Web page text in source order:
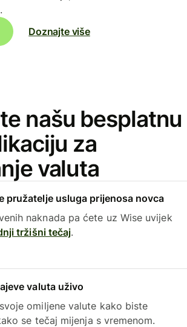
Doznajte više
našu besplatnu
za
valuta
pružatelje usluga prijenosa novca
naknada pa ćete uz Wise uvijek
tržišni tečaj.
valuta uživo
omiljene valute kako biste
se tečaj mijenja s vremenom.